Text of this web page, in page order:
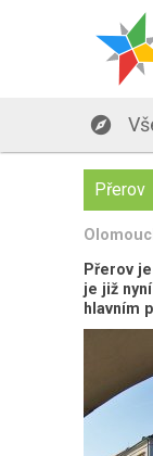

Přerov
Přerov
je již
hlavním